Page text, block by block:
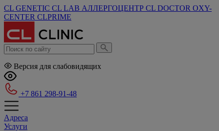
CL GENETIC CL LAB АЛЛЕРГОЦЕНТР CL DOCTOR OXY-
CENTER CLPRIME
Версия для слабовидящих
+7 861 298-91-48
Адреса
Услуги